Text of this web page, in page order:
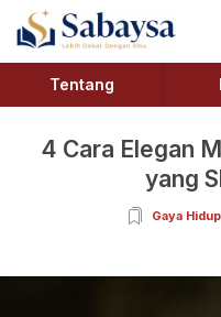
Sabaysa
Lebih Dekat Dengan Ilmu
Tentang
4 Cara Elegan
yang
Gaya Hidup